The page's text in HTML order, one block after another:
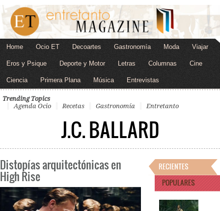
Home Ocio ET Decoartes Gastronomía Moda Viajar
Eros y Psique Deporte y Motor Letras Columnas Cine
Ciencia Primera Plana Música Entrevistas
Trending Topics
Agenda Ocio
Recetas Gastronomía Entretanto
J.C. BALLARD
Distopías arquitectónicas en
High Rise
RECIENTES
POPULARES